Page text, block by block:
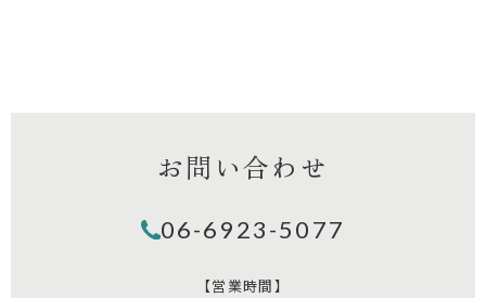
お問い合わせ
06-6923-5077
【営業時間】